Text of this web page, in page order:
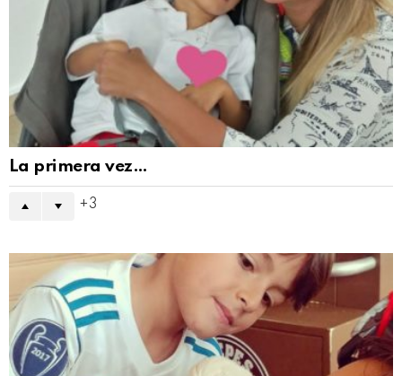
La primera vez…
3